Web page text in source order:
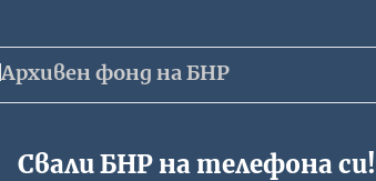
Архивен фонд на БНР
Свали БНР на телефона си!